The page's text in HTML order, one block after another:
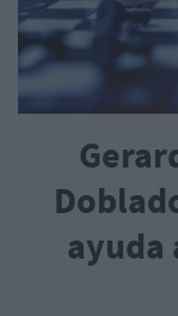
ayuda